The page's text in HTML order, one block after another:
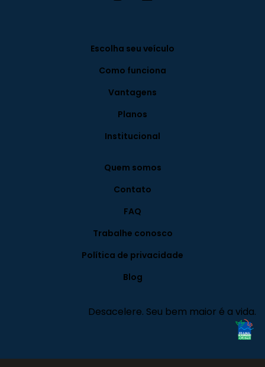
Escolha seu veículo
Como funciona
Vantagens
Planos
Institucional
Quem somos
Contato
FAQ
Trabalhe conosco
Política de privacidade
Blog
Desacelere. Seu bem maior é a vida.